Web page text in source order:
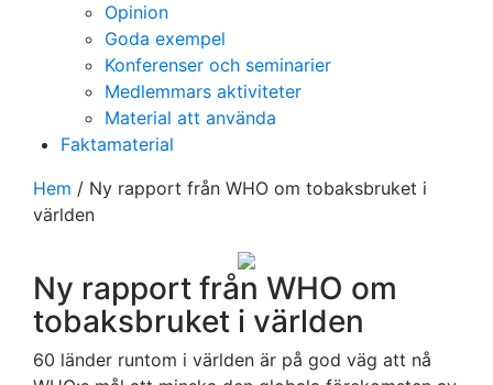
Opinion
Goda exempel
Konferenser och seminarier
Medlemmars aktiviteter
Material att använda
Faktamaterial
Hem / Ny rapport från WHO om tobaksbruket i
världen
Ny rapport från WHO om
tobaksbruket i världen
60 länder runtom i världen är på god väg att nå